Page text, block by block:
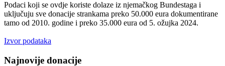
Podaci koji se ovdje koriste dolaze iz njemačkog Bundestaga i
uključuju sve donacije strankama preko 50.000 eura dokumentirane
tamo od 2010. godine i preko 35.000 eura od 5. ožujka 2024.
Izvor podataka
Najnovije donacije